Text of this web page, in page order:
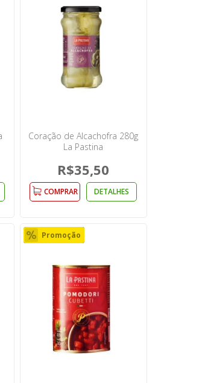
Coração de Alcachofra 280g
La Pastina
R$35,50
COMPRAR DETALHES
Promoção